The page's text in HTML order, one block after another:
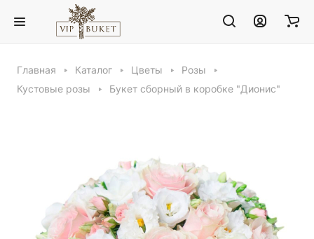
Главная Каталог Цветы
Розы
Кустовые розы
Букет сборный в коробке "Дионис"